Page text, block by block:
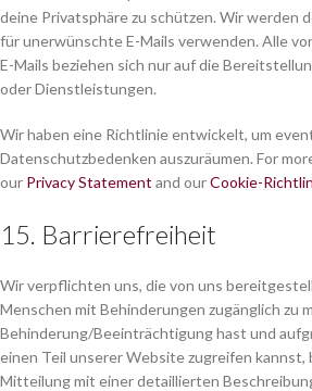
deine Privatsphäre zu schützen. Wir werden
für unerwünschte E-Mails verwenden. Alle
E-Mails beziehen sich nur auf die
oder Dienstleistungen.
Wir haben eine Richtlinie entwickelt, um
Datenschutzbedenken auszuräumen. For
our Privacy Statement and ourCookie-
15. Barrierefreiheit
Wir verpflichten uns, die von uns
Menschen mit Behinderungen zugänglich zu
Behinderung/Beeinträchtigung hast und
einen Teil unserer Website zugreifen kannst,
Mitteilung mit einer detaillierten